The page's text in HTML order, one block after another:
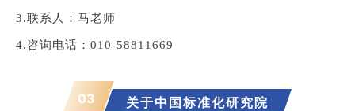
3.联系人：马老师
4.咨询电话 ：010-58811669
03 关于中国标准化研究院